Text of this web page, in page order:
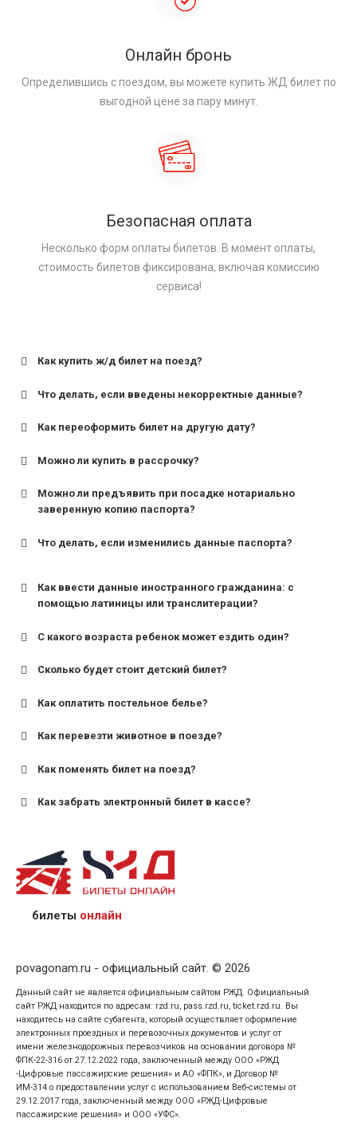
Онлайн бронь
Определившись с поездом, вы можете купить ЖД билет по
выгодной цене за пару минут.
Безопасная оплата
Несколько форм оплаты билетов. В момент оплаты,
стоимость билетов фиксирована, включая комиссию
сервиса!
Как купить ж/д билет на поезд?
Что делать, если введены некорректные данные?
Как переоформить билет на другую дату?
Можно ли купить в рассрочку?
Можно ли предъявить при посадке нотариально
заверенную копию паспорта?
Что делать, если изменились данные паспорта?
Как ввести данные иностранного гражданина: с
помощью латиницы или транслитерации?
С какого возраста ребенок может ездить один?
для поездов дальнего следования — от 10 лет и
для пригородных поездов — от 7 лет.
Сколько будет стоит детский билет?
Как оплатить постельное белье?
Как перевезти животное в поезде?
Как поменять билет на поезд?
Как забрать электронный билет в кассе?
назвав кассиру 14-значный номер заказа;
предъявив удостоверение личности пассажира, на
кого оформлен билет.
билеты онлайн
povagonam.ru - официальный сайт. © 2026
Данный сайт не является официальным сайтом РЖД. Официальный
сайт РЖД находится по адресам: rzd.ru, pass.rzd.ru, ticket.rzd.ru. Вы
находитесь на сайте субагента, который осуществляет оформление
электронных проездных и перевозочных документов и услуг от
имени железнодорожных перевозчиков на основании договора №
ФПК-22-316 от 27.12.2022 года, заключенный между ООО «РЖД
-Цифровые пассажирские решения» и АО «ФПК», и Договор №
ИМ-314 о предоставлении услуг с использованием Веб-системы от
29.12.2017 года, заключенный между ООО «РЖД-Цифровые
пассажирские решения» и ООО «УФС».